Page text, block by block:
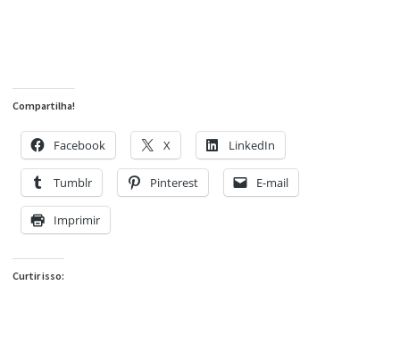
Compartilha!
Facebook X LinkedIn
Tumblr Pinterest E-mail
Imprimir
Curtir isso: